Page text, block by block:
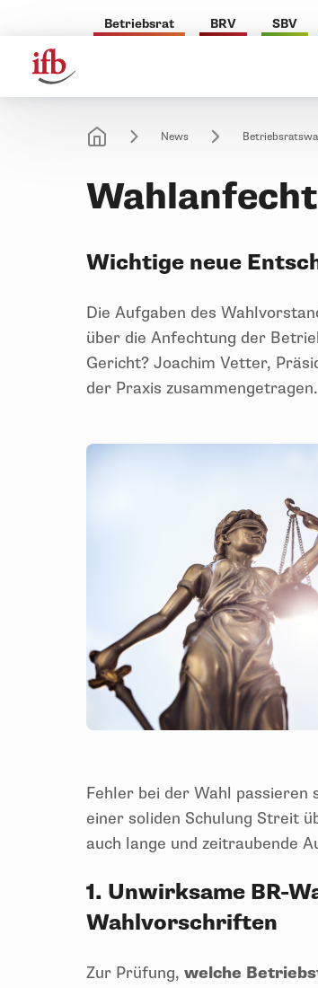
Betriebsrat BRV SBV
News
Wichtige neue
Die Aufgaben des
über die Anfechtung der
Gericht? Joachim Vetter,
der Praxis zusammengetragen.
Fehler bei der Wahl passieren
einer soliden Schulung Streit
auch lange und zeitraubende
1. Unwirksame BR-
Wahlvorschriften
Zur Prüfung, welche